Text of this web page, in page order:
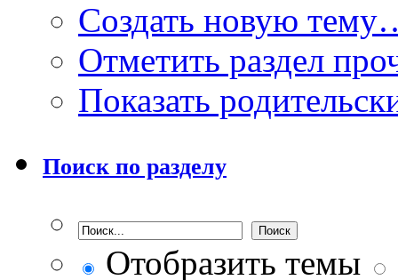
Создать новую
Отметить раздел
Показать
Поиск по разделу
Отобразить темы